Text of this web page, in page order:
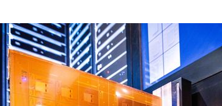
째 지속…비공식 '초열대야' 30도 넘어
포인트(0.27%) 내린 797.44 출발
포인트(1.81%) 내린 6478.75 개장
억 달러…두 달 연속 사상 최대
염중대경보'…40도 관측 가능성도